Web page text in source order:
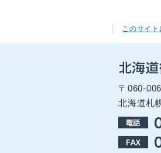
このサイト
〒060-
北海道札